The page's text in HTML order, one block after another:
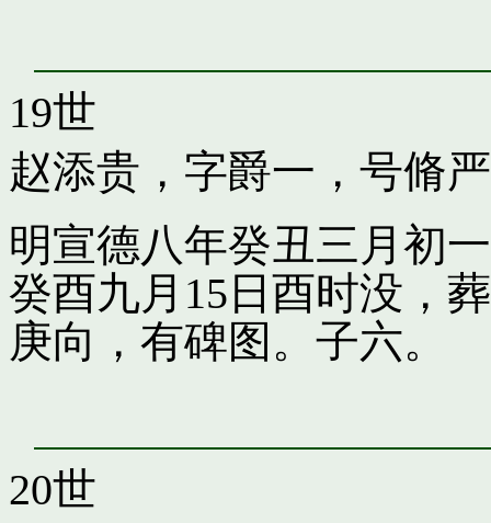
19世
赵添贵，字爵一，号脩严
明宣德八年癸丑三月初
癸酉九月15日酉时没，
庚向，有碑图。子六。
20世